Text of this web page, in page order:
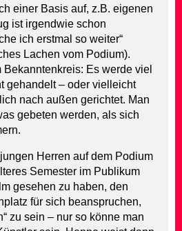
einer Basis auf, z.B. eigenen
ist irgendwie schon
ich erstmal so weiter“
Lachen vom Podium).
Es werde viel
gehandelt – oder vielleicht
nach außen gerichtet. Man
gebeten werden, als sich
Herren auf dem Podium
Semester im Publikum
gesehen zu haben, den
für sich beanspruchen,
zu sein – nur so könne man